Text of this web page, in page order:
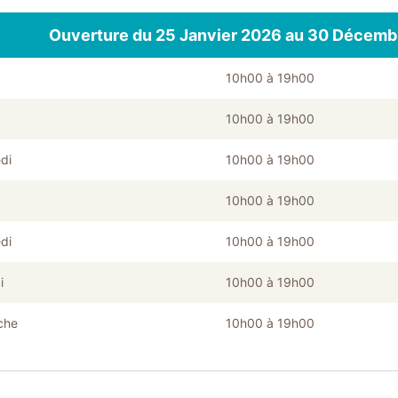
Ouverture du 25 Janvier 2026 au 30
10h00 à 19h00
10h00 à 19h00
10h00 à 19h00
10h00 à 19h00
10h00 à 19h00
10h00 à 19h00
10h00 à 19h00